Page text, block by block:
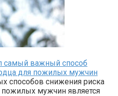
самый важный способ
для пожилых мужчин
способов снижения риска
мужчин является